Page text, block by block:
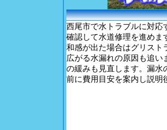
西尾市で水トラブルに対応
確認して水道修理を進めま
和感が出た場合はグリスト
広がる水漏れの原因も追
の緩みも見直します。漏水
前に費用目安を案内し説明